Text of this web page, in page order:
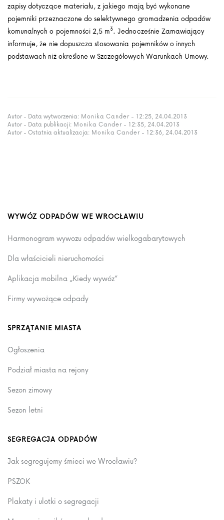
zapisy dotyczące materiału, z jakiego mają być wykonane
pojemniki przeznaczone do selektywnego gromadzenia odpadów
komunalnych o pojemności 2,5 m3. Jednocześnie Zamawiający
informuje, że nie dopuszcza stosowania pojemników o innych
podstawach niż określone w Szczegółowych Warunkach Umowy.
Autor - Data wytworzenia: Monika Cander - 12:25, 24.04.2013
Autor - Data publikacji: Monika Cander - 12:35, 24.04.2013
Autor - Ostatnia aktualizacja: Monika Cander - 12:36, 24.04.2013
WYWÓZ ODPADÓW WE WROCŁAWIU
Harmonogram wywozu odpadów wielkogabarytowych
Dla właścicieli nieruchomości
Aplikacja mobilna „Kiedy wywóz”
Firmy wywożące odpady
SPRZĄTANIE MIASTA
Ogłoszenia
Podział miasta na rejony
Sezon zimowy
Sezon letni
SEGREGACJA ODPADÓW
Jak segregujemy śmieci we Wrocławiu?
PSZOK
Plakaty i ulotki o segregacji